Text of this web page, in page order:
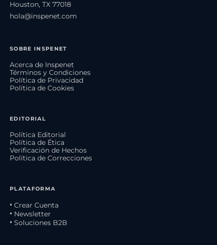
Houston, TX 77018
hola@inspenet.com
SOBRE INSPENET
Acerca de Inspenet
Términos y Condiciones
Política de Privacidad
Política de Cookies
EDITORIAL
Política Editorial
Política de Ética
Verificación de Hechos
Política de Correcciones
PLATAFORMA
• Crear Cuenta
• Newsletter
• Soluciones B2B